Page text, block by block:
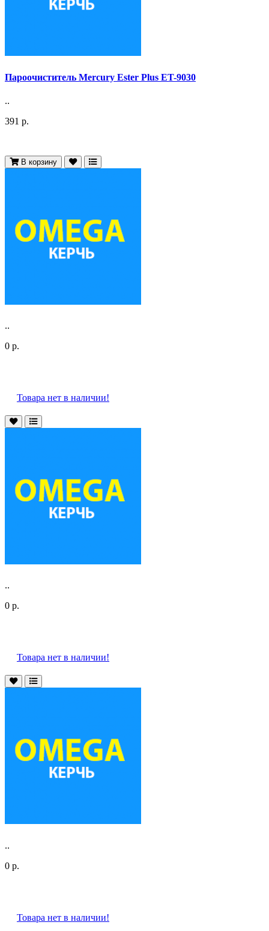
Пароочиститель Mercury Ester Plus ET-9030
..
391 р.
В корзину
..
0 р.
Товара нет в наличии!
..
0 р.
Товара нет в наличии!
..
0 р.
Товара нет в наличии!